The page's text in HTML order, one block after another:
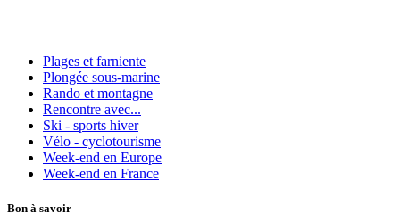
Plages et farniente
Plongée sous-marine
Rando et montagne
Rencontre avec...
Ski - sports hiver
Vélo - cyclotourisme
Week-end en Europe
Week-end en France
Bon à savoir